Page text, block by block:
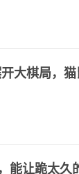
大棋局，
让跪太久